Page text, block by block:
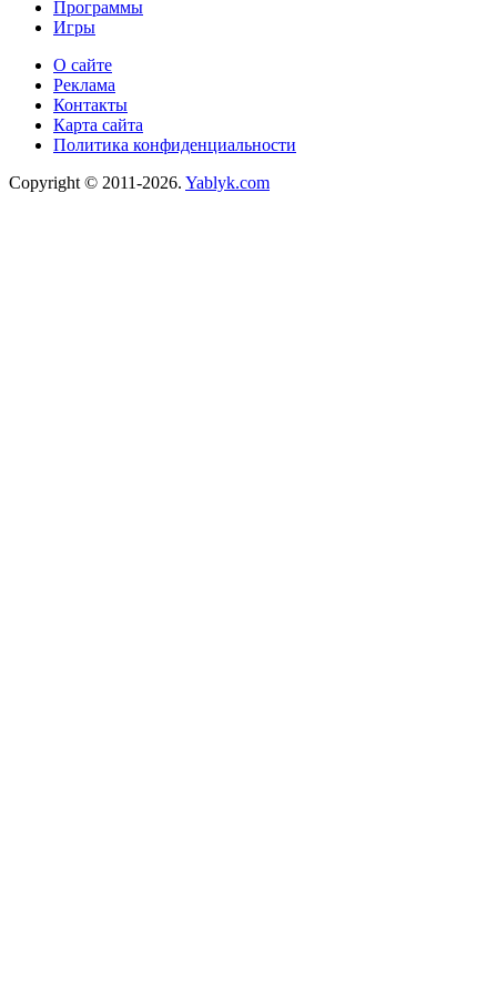
Программы
Игры
О сайте
Реклама
Контакты
Карта сайта
Политика конфиденциальности
Copyright © 2011-2026. Yablyk.сom